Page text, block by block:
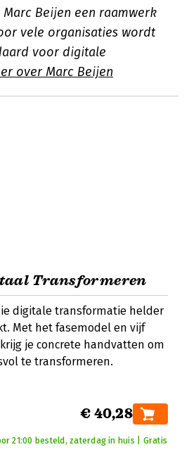
Beijen een raamwerk
vele organisaties wordt
voor digitale
over Marc Beijen
Transformeren
digitale transformatie helder
Met het fasemodel en vijf
je concrete handvatten om
te transformeren.
€ 40,28
21:00 besteld, zaterdag in huis | Gratis